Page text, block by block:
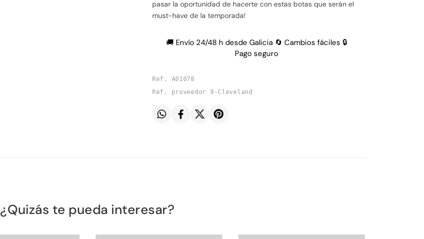
pasar la oportunidad de hacerte con estas botas que serán el
must-have de la temporada!
🚚 Envío 24/48 h desde Galicia 🔄 Cambios fáciles 🔒
Pago seguro
Ref. A01078
Ref. proveedor 9-Cleveland
¿Quizás te pueda interesar?